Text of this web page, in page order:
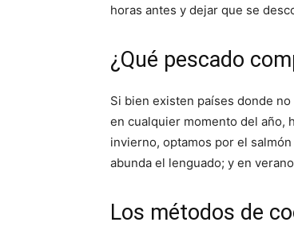
horas antes y dejar que se
¿Qué pescado
Si bien existen países donde
en cualquier momento del año,
invierno, optamos por el
abunda el lenguado; y en
Los métodos de